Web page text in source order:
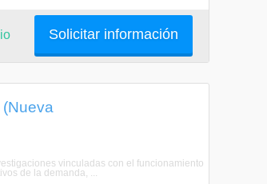
Solicitar información
vinculadas con el funcionamiento
de la demanda, ...